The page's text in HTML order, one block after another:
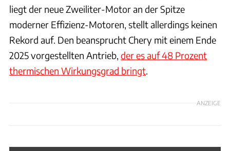
liegt der neue Zweiliter-Motor an der Spitze
moderner Effizienz-Motoren, stellt allerdings keinen
Rekord auf. Den beansprucht Chery mit einem Ende
2025 vorgestellten Antrieb, der es auf 48 Prozent
thermischen Wirkungsgrad bringt.
ANZEIGE